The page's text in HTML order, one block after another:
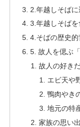
2.年越しそば
3.年越しそば
4.そばの歴史的
5. 故人を偲ぶ
故人の好き
エビ天や
鴨肉やき
地元の特
家族の思い